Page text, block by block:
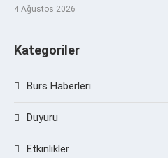
4 Ağustos 2026
Kategoriler
Burs Haberleri
Duyuru
Etkinlikler